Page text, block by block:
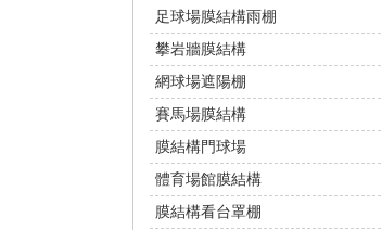
足球場膜結構雨棚
攀岩牆膜結構
網球場遮陽棚
賽馬場膜結構
膜結構門球場
體育場館膜結構
膜結構看台罩棚